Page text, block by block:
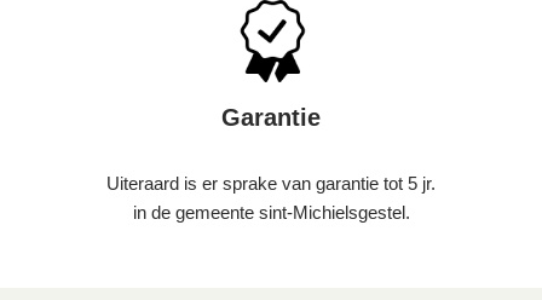
Garantie
Uiteraard is er sprake van garantie tot 5 jr.
in de gemeente sint-Michielsgestel.